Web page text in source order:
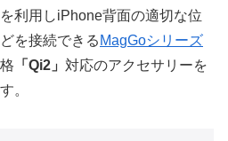
利用しiPhone背面の適切な位
を接続できる MagGoシリーズ
「Qi2」 対応のアクセサリーを
。